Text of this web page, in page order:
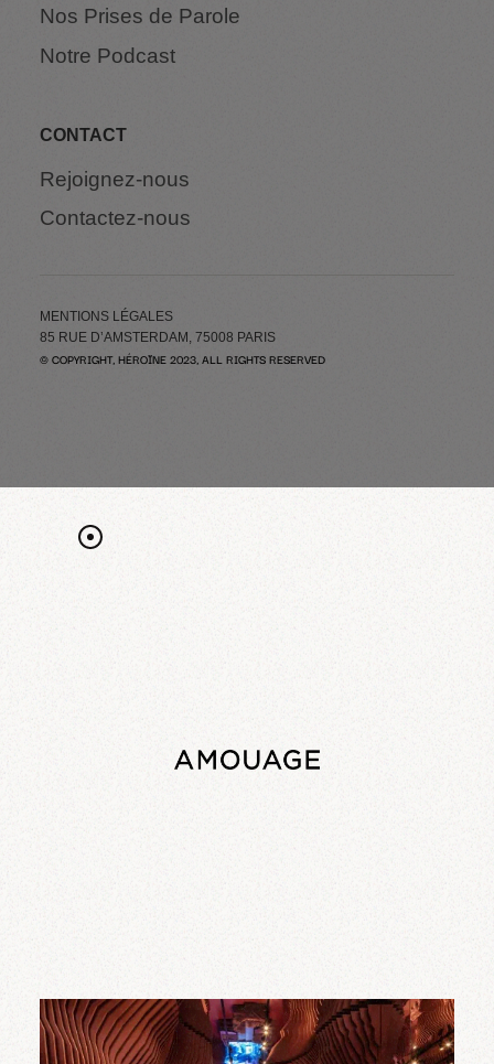
Nos Prises de Parole
Notre Podcast
CONTACT
Rejoignez-nous
Contactez-nous
MENTIONS LÉGALES
85 RUE D’AMSTERDAM, 75008 PARIS
© COPYRIGHT, HÉROÏNE 2023, ALL RIGHTS RESERVED